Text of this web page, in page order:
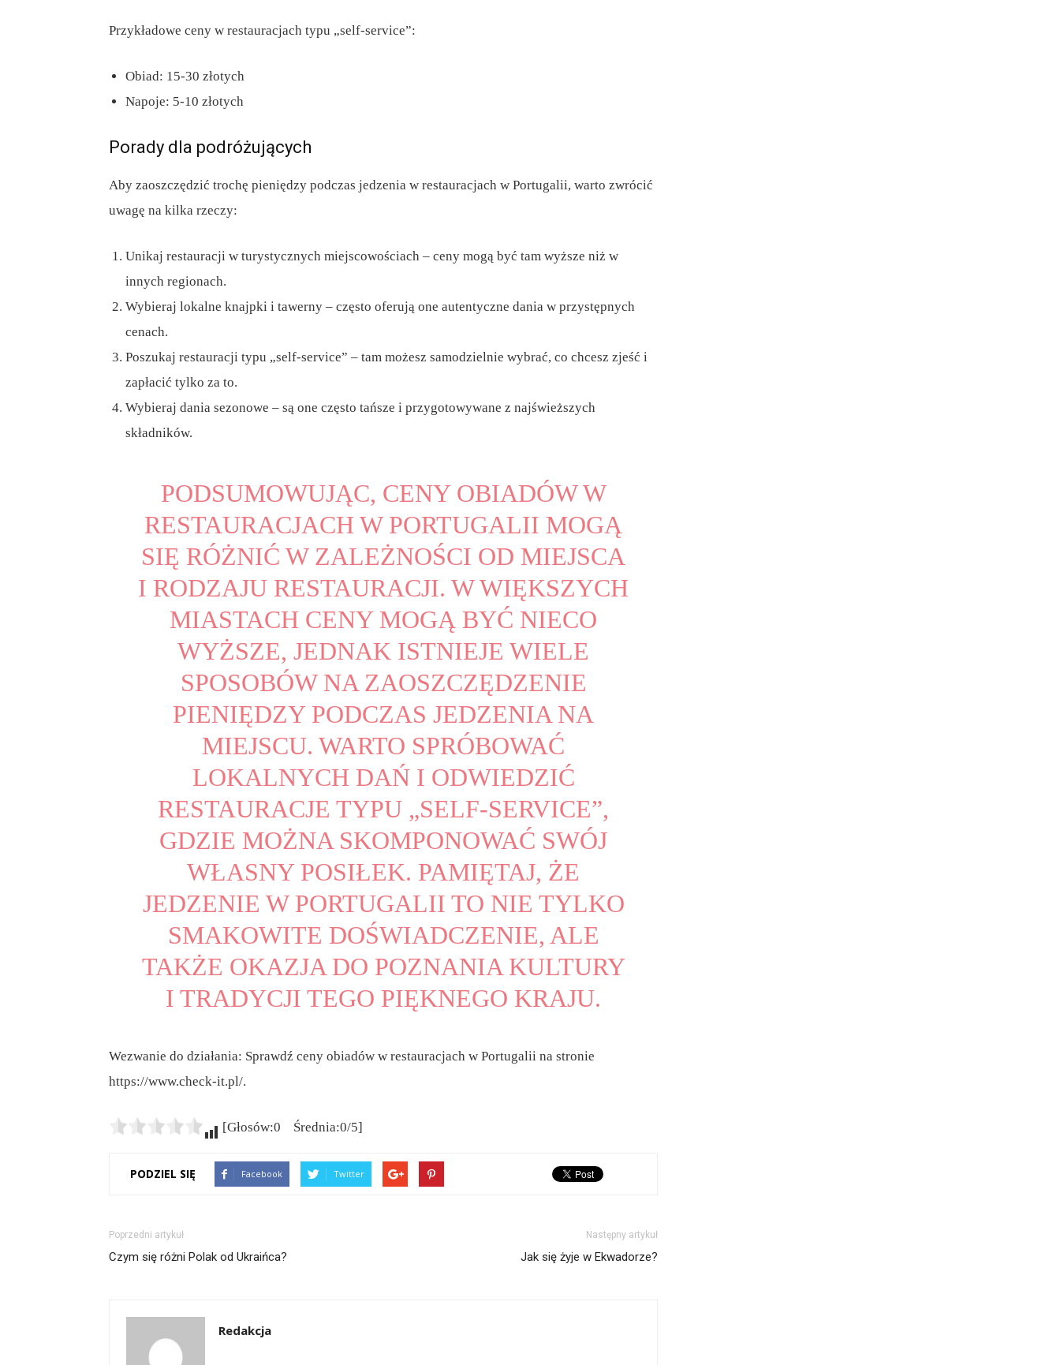
Przykładowe ceny w restauracjach typu „self-service”:
Obiad: 15-30 złotych
Napoje: 5-10 złotych
Porady dla podróżujących
Aby zaoszczędzić trochę pieniędzy podczas jedzenia w restauracjach w Portugalii, warto zwrócić
uwagę na kilka rzeczy:
Unikaj restauracji w turystycznych miejscowościach – ceny mogą być tam wyższe niż w
innych regionach.
Wybieraj lokalne knajpki i tawerny – często oferują one autentyczne dania w przystępnych
cenach.
Poszukaj restauracji typu „self-service” – tam możesz samodzielnie wybrać, co chcesz zjeść i
zapłacić tylko za to.
Wybieraj dania sezonowe – są one często tańsze i przygotowywane z najświeższych
składników.
PODSUMOWUJĄC, CENY OBIADÓW W
RESTAURACJACH W PORTUGALII MOGĄ
SIĘ RÓŻNIĆ W ZALEŻNOŚCI OD MIEJSCA
I RODZAJU RESTAURACJI. W WIĘKSZYCH
MIASTACH CENY MOGĄ BYĆ NIECO
WYŻSZE, JEDNAK ISTNIEJE WIELE
SPOSOBÓW NA ZAOSZCZĘDZENIE
PIENIĘDZY PODCZAS JEDZENIA NA
MIEJSCU. WARTO SPRÓBOWAĆ
LOKALNYCH DAŃ I ODWIEDZIĆ
RESTAURACJE TYPU „SELF-SERVICE”,
GDZIE MOŻNA SKOMPONOWAĆ SWÓJ
WŁASNY POSIŁEK. PAMIĘTAJ, ŻE
JEDZENIE W PORTUGALII TO NIE TYLKO
SMAKOWITE DOŚWIADCZENIE, ALE
TAKŻE OKAZJA DO POZNANIA KULTURY
I TRADYCJI TEGO PIĘKNEGO KRAJU.
Wezwanie do działania: Sprawdź ceny obiadów w restauracjach w Portugalii na stronie
https://www.check-it.pl/.
[Głosów:0 Średnia:0/5]
PODZIEL SIĘ Facebook Twitter
Poprzedni artykuł
Czym się różni Polak od Ukraińca?
Następny artykuł
Jak się żyje w Ekwadorze?
Redakcja